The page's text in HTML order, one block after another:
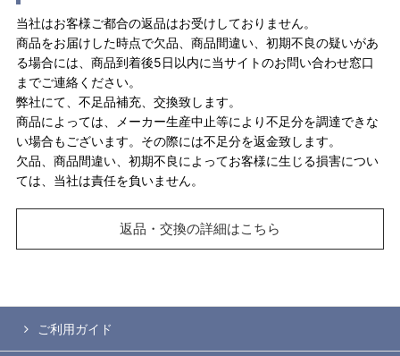
当社はお客様ご都合の返品はお受けしておりません。
商品をお届けした時点で欠品、商品間違い、初期不良の疑いがあ
る場合には、商品到着後5日以内に当サイトのお問い合わせ窓口
までご連絡ください。
弊社にて、不足品補充、交換致します。
商品によっては、メーカー生産中止等により不足分を調達できな
い場合もございます。その際には不足分を返金致します。
欠品、商品間違い、初期不良によってお客様に生じる損害につい
ては、当社は責任を負いません。
返品・交換の詳細はこちら
ご利用ガイド